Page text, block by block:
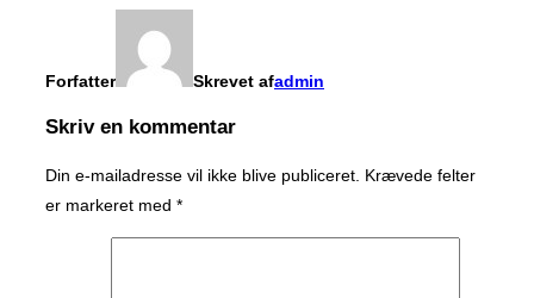
Forfatter Skrevet afadmin
Skriv en kommentar
Din e-mailadresse vil ikke blive publiceret. Krævede felter
er markeret med *